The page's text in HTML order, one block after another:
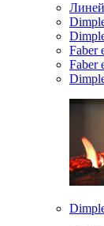
Faber
Faber